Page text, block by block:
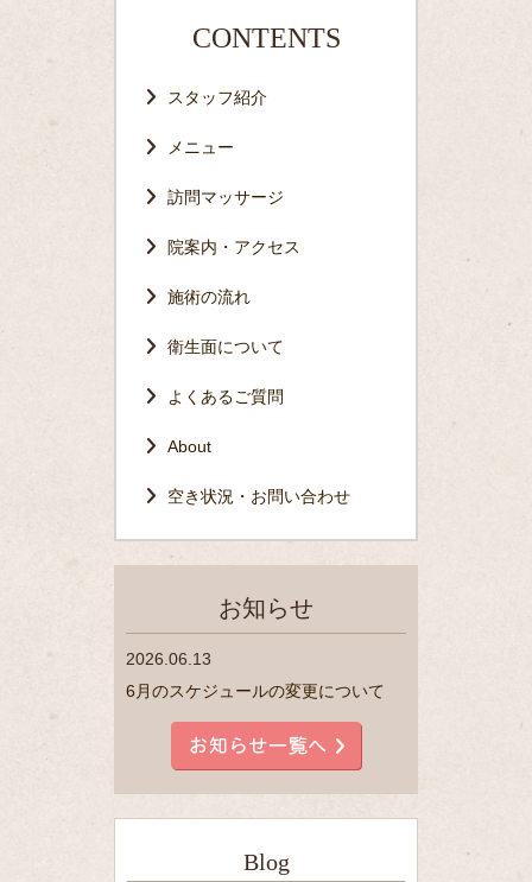
CONTENTS
スタッフ紹介
メニュー
訪問マッサージ
院案内・アクセス
施術の流れ
衛生面について
よくあるご質問
About
空き状況・お問い合わせ
お知らせ
2026.06.13
6月のスケジュールの変更について
Blog